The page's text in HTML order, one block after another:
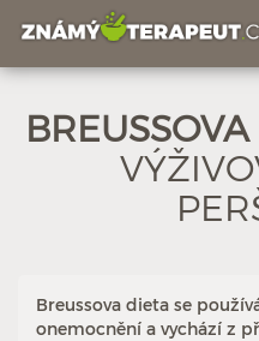
Breussova dieta se
onemocnění a vychází z